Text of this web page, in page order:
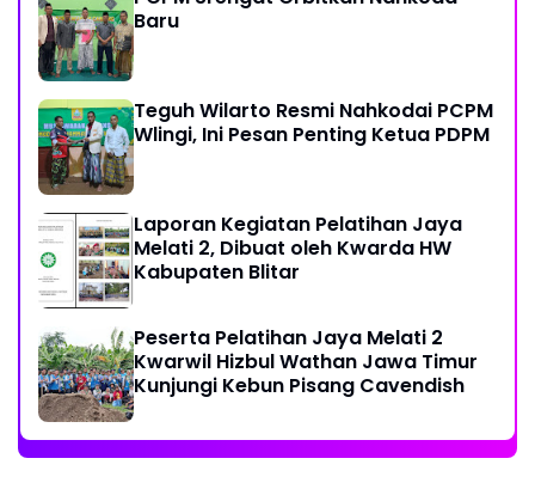
Baru
Teguh Wilarto Resmi Nahkodai PCPM
Wlingi, Ini Pesan Penting Ketua PDPM
Laporan Kegiatan Pelatihan Jaya
Melati 2, Dibuat oleh Kwarda HW
Kabupaten Blitar
Peserta Pelatihan Jaya Melati 2
Kwarwil Hizbul Wathan Jawa Timur
Kunjungi Kebun Pisang Cavendish